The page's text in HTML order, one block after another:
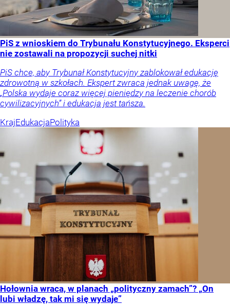
PiS z wnioskiem do Trybunału Konstytucyjnego. Eksperci
nie zostawali na propozycji suchej nitki
PiS chce, aby Trybunał Konstytucyjny zablokował edukację
zdrowotną w szkołach. Ekspert zwraca jednak uwagę, że
„Polska wydaje coraz więcej pieniędzy na leczenie chorób
cywilizacyjnych” i edukacja jest tańsza.
KrajEdukacjaPolityka
Hołownia wraca, w planach „polityczny zamach”? „On
lubi władzę, tak mi się wydaje”